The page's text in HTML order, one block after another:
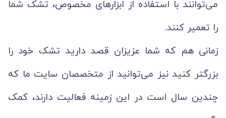
می‌توانند با استفاده از ابزارهای مخصوص، تشک شما
را تعمیر کنند.
زمانی هم که شما عزیزان قصد دارید تشک خود را
بزرگتر کنید نیز می‌توانید از متخصصان سایت ما که
چندین سال است در این زمینه فعالیت دارند، کمک